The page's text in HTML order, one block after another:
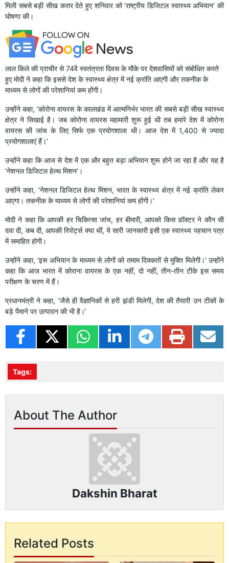
मिली सबसे बड़ी सीख करार देते हुए शनिवार को ‘राष्ट्रीय डिजिटल स्वास्थ्य अभियान’ की
घोषणा की।
लाल किले की प्राचीर से 74वें स्वतंत्रता दिवस के मौके पर देशवासियों को संबोधित करते
हुए मोदी ने कहा कि इससे देश के स्वास्थ्य क्षेत्र में नई क्रांति आएगी और तकनीक के
माध्यम से लोगों की परेशानियां कम होंगी।
उन्होंने कहा, ‘कोरोना वायरस के कालखंड में आत्मनिर्भर भारत की सबसे बड़ी सीख स्वास्थ्य
क्षेत्र ने सिखाई है। जब कोरोना वायरस महामारी शुरू हुई थी तब हमारे देश में कोरोना
वायरस की जांच के लिए सिर्फ एक प्रयोगशाला थी। आज देश में 1,400 से ज्यादा
प्रयोगशालाएं हैं।’
उन्होंने कहा कि आज से देश में एक और बहुत बड़ा अभियान शुरू होने जा रहा है और यह है
‘नेशनल डिजिटल हेल्थ मिशन’।
उन्होंने कहा, ‘नेशनल डिजिटल हेल्थ मिशन, भारत के स्वास्थ्य क्षेत्र में नई क्रांति लेकर
आएगा। तकनीक के माध्यम से लोगों की परेशानियां कम होंगी।’
मोदी ने कहा कि आपकी हर चिकित्सा जांच, हर बीमारी, आपको किस डॉक्टर ने कौन सी
दवा दी, कब दी, आपकी रिपोर्ट्स क्या थीं, ये सारी जानकारी इसी एक स्वास्थ्य पहचान पत्र
में समाहित होगी।
उन्होंने कहा, ‘इस अभियान के माध्यम से लोगों को तमाम दिक्कतों से मुक्ति मिलेगी।’ उन्होंने
कहा कि आज भारत में कोराना वायरस के एक नहीं, दो नहीं, तीन-तीन टीके इस समय
परीक्षण के चरण में हैं।
प्रधानमंत्री ने कहा, ‘जैसे ही वैज्ञानिकों से हरी झंडी मिलेगी, देश की तैयारी उन टीकों के
बड़े पैमाने पर उत्पादन की भी है।’
Tags:
About The Author
Dakshin Bharat
Related Posts